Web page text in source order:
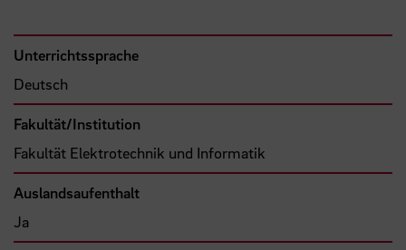
Unterrichtssprache
Deutsch
Fakultät/Institution
Fakultät Elektrotechnik und Informatik
Auslandsaufenthalt
Ja